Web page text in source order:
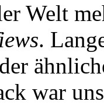
Welt
.
war